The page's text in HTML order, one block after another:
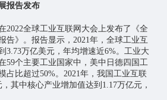
报告发布
2022全球工业互联网大会上发布了《全
告》。报告显示，2021年，全球工业互
3.73万亿美元，年均增速近6%。工业大
59个主要工业国家中，美中日德四国工
占比超过50%。2021年，我国工业互联
其中核心产业增加值达到1.17万亿元，